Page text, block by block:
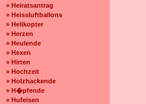
» Heiratsantrag
» Heissluftballons
» Helikopter
» Herzen
» Heulende
» Hexen
» Hirten
» Hochzeit
» Holzhackende
» H�pfende
» Hufeisen